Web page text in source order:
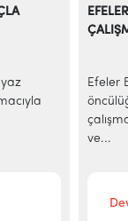
yaz
Efeler
ve...